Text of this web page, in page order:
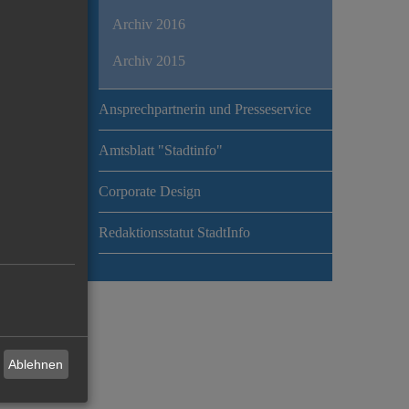
Archiv 2016
Archiv 2015
Ansprechpartnerin und Presseservice
Amtsblatt "Stadtinfo"
Corporate Design
Redaktionsstatut StadtInfo
Ablehnen